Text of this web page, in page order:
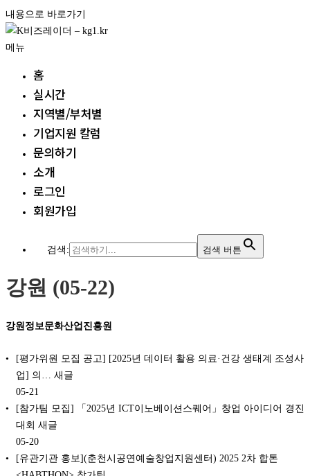
내용으로 바로가기
메뉴
홈
실시간
지역별/부처별
기업지원 칼럼
문의하기
소개
로그인
회원가입
검색: 검색 버튼
강원 (05-22)
강원정보문화산업진흥원
[평가위원 모집 공고] [2025년 데이터 활용 의료·건강 생태계 조성사
업] 의… 새글
05-21
[참가팀 모집] 「2025년 ICT이노베이션스퀘어」창업 아이디어 경진
대회 새글
05-20
[유관기관 홍보](춘천시공연예술창업지원센터) 2025 2차 합톤